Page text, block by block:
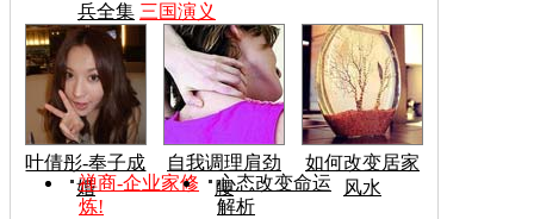
兵全集 三国演义
叶倩彤-奉子成
婚
自我调理肩劲
腰
如何改变居家
风水
禅商-企业家修
炼!
心态改变命运
解析